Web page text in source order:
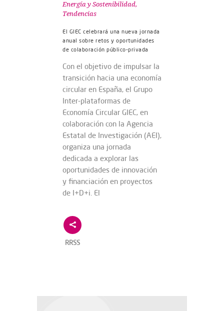
Energía y Sostenibilidad,
Tendencias
El GIEC celebrará una nueva jornada
anual sobre retos y oportunidades
de colaboración público-privada
Con el objetivo de impulsar la
transición hacia una economía
circular en España, el Grupo
Inter-plataformas de
Economía Circular GIEC, en
colaboración con la Agencia
Estatal de Investigación (AEI),
organiza una jornada
dedicada a explorar las
oportunidades de innovación
y financiación en proyectos
de I+D+i. El
RRSS